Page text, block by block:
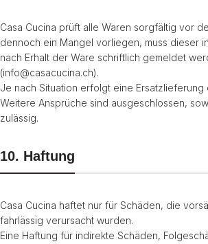
Casa Cucina prüft alle Waren sorgfältig vor
dennoch ein Mangel vorliegen, muss dieser
nach Erhalt der Ware schriftlich gemeldet
(info@casacucina.ch).
Je nach Situation erfolgt eine Ersatzlieferung
Weitere Ansprüche sind ausgeschlossen,
zulässig.
10. Haftung
Casa Cucina haftet nur für Schäden, die
fahrlässig verursacht wurden.
Eine Haftung für indirekte Schäden,